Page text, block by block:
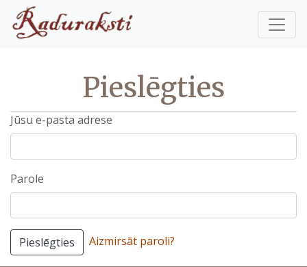
Pieslēgties
Jūsu e-pasta adrese
Parole
Pieslēgties Aizmirsāt paroli?